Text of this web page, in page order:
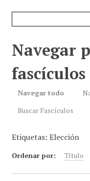
Navegar
Navegar todo
Buscar Fascículos
Etiquetas: Elección
Ordenar por: Título